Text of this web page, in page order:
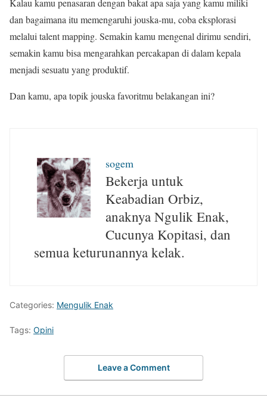
Kalau kamu penasaran dengan bakat apa saja yang kamu miliki
dan bagaimana itu memengaruhi jouska-mu, coba eksplorasi
melalui talent mapping. Semakin kamu mengenal dirimu sendiri,
semakin kamu bisa mengarahkan percakapan di dalam kepala
menjadi sesuatu yang produktif.
Dan kamu, apa topik jouska favoritmu belakangan ini?
sogem
Bekerja untuk
Keabadian Orbiz,
anaknya Ngulik Enak,
Cucunya Kopitasi, dan
semua keturunannya kelak.
Categories: Mengulik Enak
Tags: Opini
Leave a Comment